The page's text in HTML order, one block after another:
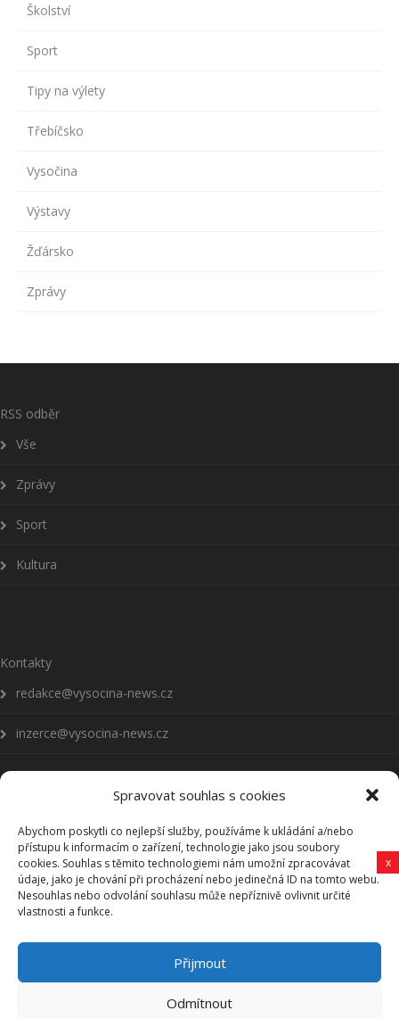
Spravovat souhlas s cookies
Abychom poskytli co nejlepší služby, používáme k ukládání a/nebo
přístupu k informacím o zařízení, technologie jako jsou soubory
cookies. Souhlas s těmito technologiemi nám umožní zpracovávat
údaje, jako je chování při procházení nebo jedinečná ID na tomto webu.
Nesouhlas nebo odvolání souhlasu může nepříznivě ovlivnit určité
vlastnosti a funkce.
Přijmout
Odmítnout
Školství
Sport
Tipy na výlety
Třebíčsko
Vysočina
Výstavy
Žďársko
Zprávy
RSS odběr
Vše
Zprávy
Sport
Kultura
Kontakty
redakce@vysocina-news.cz
inzerce@vysocina-news.cz
Přihlásit se k odběru novinek
Všeobecné podmínky
Vysočina-news.cz
Zpravodajství z Vysočiny
x